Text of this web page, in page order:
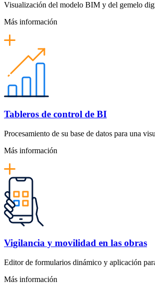
Visualización del modelo BIM y del gemelo
Más información
Tableros de control de BI
Procesamiento de su base de datos para una
Más información
Vigilancia y movilidad en las obras
Editor de formularios dinámico y aplicación
Más información